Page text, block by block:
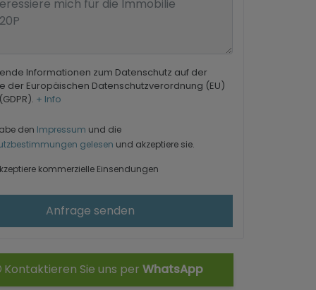
Informationen zum Datenschutz auf der
der Europäischen Datenschutzverordnung (EU)
+ Info
den Impressum und die
gelesen und akzeptiere sie.
kommerzielle Einsendungen
Anfrage senden
Kontaktieren Sie uns per WhatsApp